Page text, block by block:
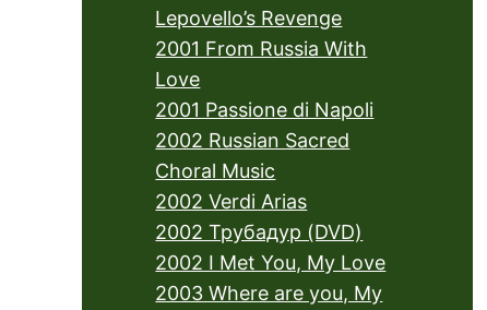
Lepovello’s Revenge
2001 From Russia With
Love
2001 Passione di Napoli
2002 Russian Sacred
Choral Music
2002 Verdi Arias
2002 Трубадур (DVD)
2002 I Met You, My Love
2003 Where are you, My